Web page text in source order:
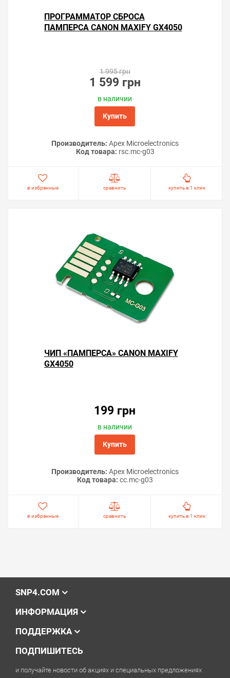
ПРОГРАММАТОР СБРОСА
ПАМПЕРСА CANON MAXIFY GX4050
1 995 грн
1 599 грн
в наличии
Купить
Производитель: Apex Microelectronics
Код товара: rsс.mc-g03
в избранные сравнить купить в 1 клик
ЧИП «ПАМПЕРСА» CANON MAXIFY
GX4050
199 грн
в наличии
Купить
Производитель: Apex Microelectronics
Код товара: cc.mc-g03
в избранные сравнить купить в 1 клик
SNP4.COM
ИНФОРМАЦИЯ
ПОДДЕРЖКА
ПОДПИШИТЕСЬ
и получайте новости об акциях и специальных предложениях